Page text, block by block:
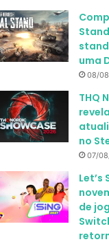
uma
08/
THQ
no
07/
Let’s
de